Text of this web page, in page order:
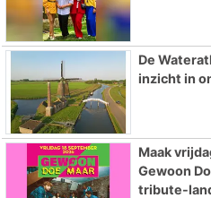
De
inzicht in
Maak
Gewoon
tribute-